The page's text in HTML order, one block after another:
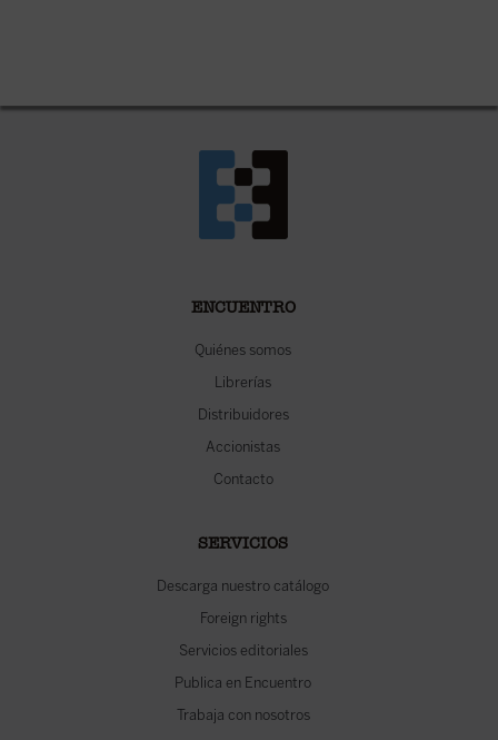
ENCUENTRO
Quiénes somos
Librerías
Distribuidores
Accionistas
Contacto
SERVICIOS
Descarga nuestro catálogo
Foreign rights
Servicios editoriales
Publica en Encuentro
Trabaja con nosotros